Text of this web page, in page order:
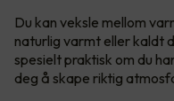
Du kan veksle mellom
naturlig varmt eller kaldt
spesielt praktisk om du
deg å skape riktig